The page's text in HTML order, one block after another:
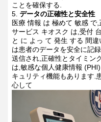
ことを確保する.
データの正確性と安全性
医療 情報 は 極めて 敏感 で
サービス キオスク は,受付
と に よっ て 発生 する 間
は患者のデータを安全に記
送信され,正確性とタイミン
は,敏感な個人健康情報
キュリティ機能もあります.
心して